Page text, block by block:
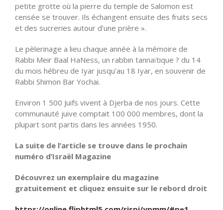
petite grotte où la pierre du temple de Salomon est
censée se trouver. Ils échangent ensuite des fruits secs
et des sucreries autour d’une prière ».
Le pèlerinage a lieu chaque année à la mémoire de
Rabbi Meir Baal HaNess, un rabbin tannaïtique ? du 14
du mois hébreu de Iyar jusqu’au 18 Iyar, en souvenir de
Rabbi Shimon Bar Yochai.
Environ 1 500 Juifs vivent à Djerba de nos jours. Cette
communauté juive comptait 100 000 membres, dont la
plupart sont partis dans les années 1950.
La suite de l’article se trouve dans le prochain
numéro d’Israël Magazine
Découvrez un exemplaire du magazine
gratuitement et cliquez ensuite sur le rebord droit